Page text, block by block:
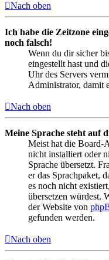
Nach oben
Ich habe die Zeitzone
noch falsch!
Wenn du dir sicher
eingestellt hast und
Uhr des Servers
Administrator, damit
Nach oben
Meine Sprache steht auf
Meist hat die Board-
nicht installiert oder
Sprache übersetzt.
er das Sprachpaket,
es noch nicht
übersetzen würdest.
der Website von
gefunden werden.
Nach oben